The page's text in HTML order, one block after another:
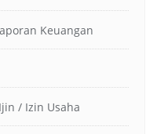
Keuangan
/ Izin Usaha